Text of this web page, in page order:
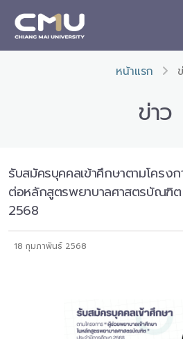
หน้าแรก
ข่าว
รับสมัครบุคคลเข้าศึกษาตามโครง
ต่อหลักสูตรพยาบาลศาสตรบัณฑิต
2568
18 กุมภาพันธ์ 2568